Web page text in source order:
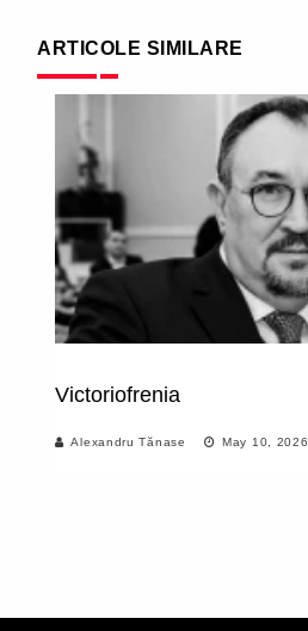
ARTICOLE SIMILARE
Victoriofrenia
Alexandru Tănase May 10, 2026